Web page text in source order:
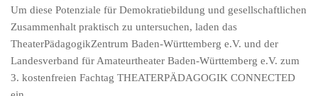
Um diese Potenziale für Demokratiebildung und gesellschaftlichen
Zusammenhalt praktisch zu untersuchen, laden das
TheaterPädagogikZentrum Baden-Württemberg e.V. und der
Landesverband für Amateurtheater Baden-Württemberg e.V. zum
3. kostenfreien Fachtag THEATERPÄDAGOGIK CONNECTED